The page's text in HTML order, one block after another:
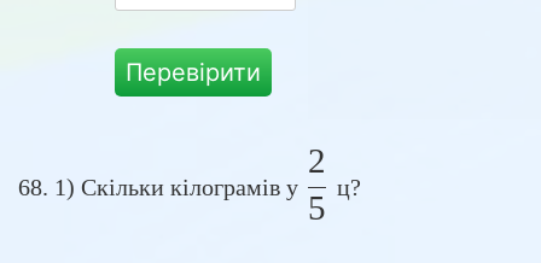
Перевірити
68. 1) Скільки кілограмів у
\frac{2}{5}
5
2
ц?